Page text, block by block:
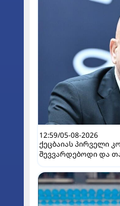
12:59/05-08-2026
ქეცბაიას პირველი
შევვარდებოდი და